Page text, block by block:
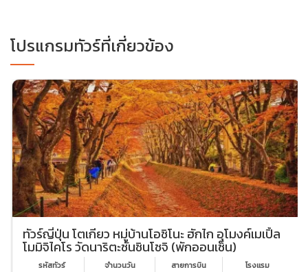
โปรแกรมทัวร์ที่เกี่ยวข้อง
ทัวร์ญี่ปุ่น โตเกียว หมู่บ้านโอชิโนะ ฮักไก อุโมงค์เมเปิ้ล
โมมิจิไคโร วัดนาริตะซันชินโชจิ (พักออนเซ็น)
รหัสทัวร์ จำนวนวัน สายการบิน โรงเเรม